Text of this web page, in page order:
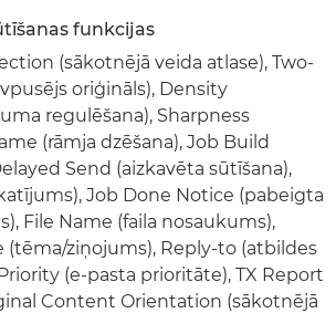
funkcijas
(sākotnējā veida atlase), Two-
oriģināls), Density
regulēšana), Sharpness
(rāmja dzēšana), Job Build
Send (aizkavēta sūtīšana),
Job Done Notice (pabeigta
File Name (faila nosaukums),
(tēma/ziņojums), Reply-to (atbildes
(e-pasta prioritāte), TX Report
Content Orientation (sākotnējā